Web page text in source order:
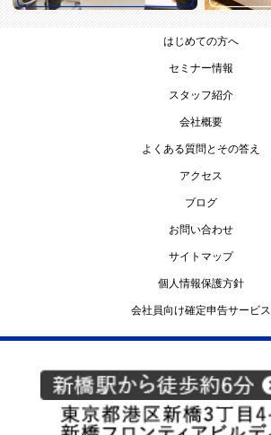
はじめての方へ
セミナー情報
スタッフ紹介
会社概要
よくある質問とその答え
アクセス
ブログ
お問い合わせ
サイトマップ
個人情報保護方針
会社員向け確定申告サービス